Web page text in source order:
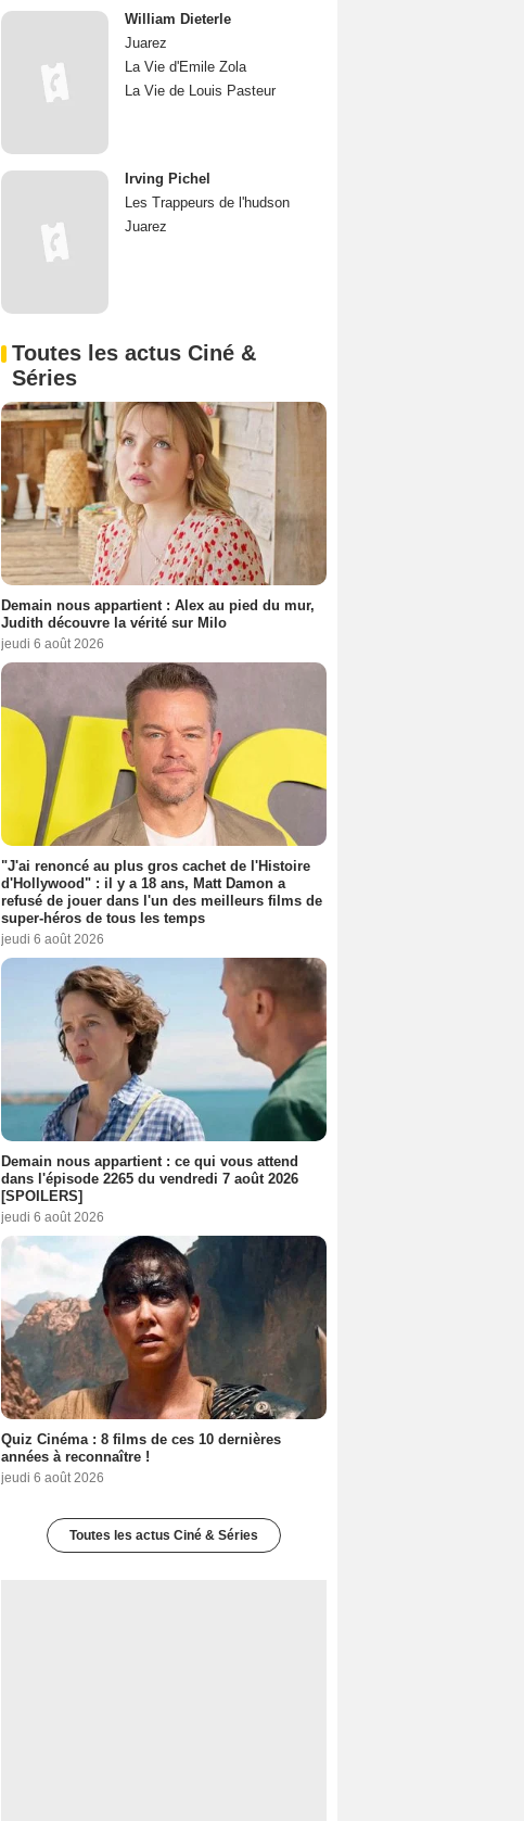
William Dieterle
Juarez
La Vie d'Emile Zola
La Vie de Louis Pasteur
Irving Pichel
Les Trappeurs de l'hudson
Juarez
Toutes les actus Ciné &
Séries
Demain nous appartient : Alex au pied du mur,
Judith découvre la vérité sur Milo
jeudi 6 août 2026
"J'ai renoncé au plus gros cachet de l'Histoire
d'Hollywood" : il y a 18 ans, Matt Damon a
refusé de jouer dans l'un des meilleurs films de
super-héros de tous les temps
jeudi 6 août 2026
Demain nous appartient : ce qui vous attend
dans l'épisode 2265 du vendredi 7 août 2026
[SPOILERS]
jeudi 6 août 2026
Quiz Cinéma : 8 films de ces 10 dernières
années à reconnaître !
jeudi 6 août 2026
Toutes les actus Ciné & Séries